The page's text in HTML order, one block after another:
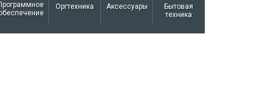
Оргтехника Аксессуары
Бытовая
техника